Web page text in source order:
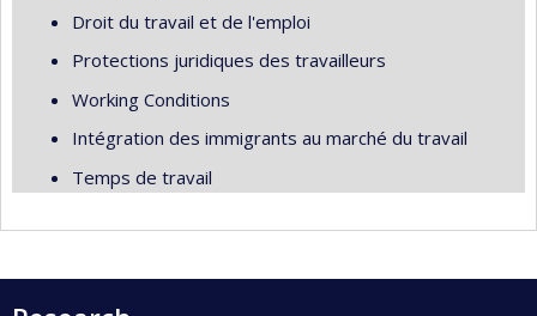
Droit du travail et de l'emploi
Protections juridiques des travailleurs
Working Conditions
Intégration des immigrants au marché du travail
Temps de travail